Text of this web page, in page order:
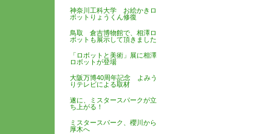
神奈川工科大学 お絵かきロ
ボットりょうくん修復
鳥取 倉吉博物館で、相澤ロ
ボットも展示して頂きました
「ロボットと美術」展に相澤
ロボットが登場
大阪万博40周年記念 よみう
りテレビによる取材
遂に、ミスタースパークが立
ち上がる！
ミスタースパーク、櫻川から
厚木へ